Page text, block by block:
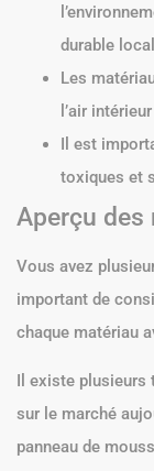
durable
Les
l’air
Il est
toxiques et
Aperçu des
Vous avez
important de
chaque matériau
Il existe plusieurs
sur le marché
panneau de